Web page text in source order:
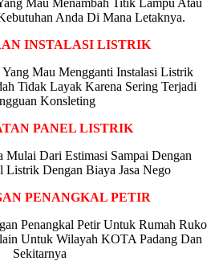
Anda Di Mana Letaknya.
INSTALASI LISTRIK
Mau Mengganti Instalasi Listrik
Tidak Layak Karena Sering Terjadi
Konsleting
PANEL LISTRIK
Mulai Dari Estimasi Sampai Dengan
Listrik Dengan Biaya Jasa Nego
PENANGKAL PETIR
Penangkal Petir Untuk Rumah Ruko
Untuk Wilayah KOTA Padang Dan
Sekitarnya